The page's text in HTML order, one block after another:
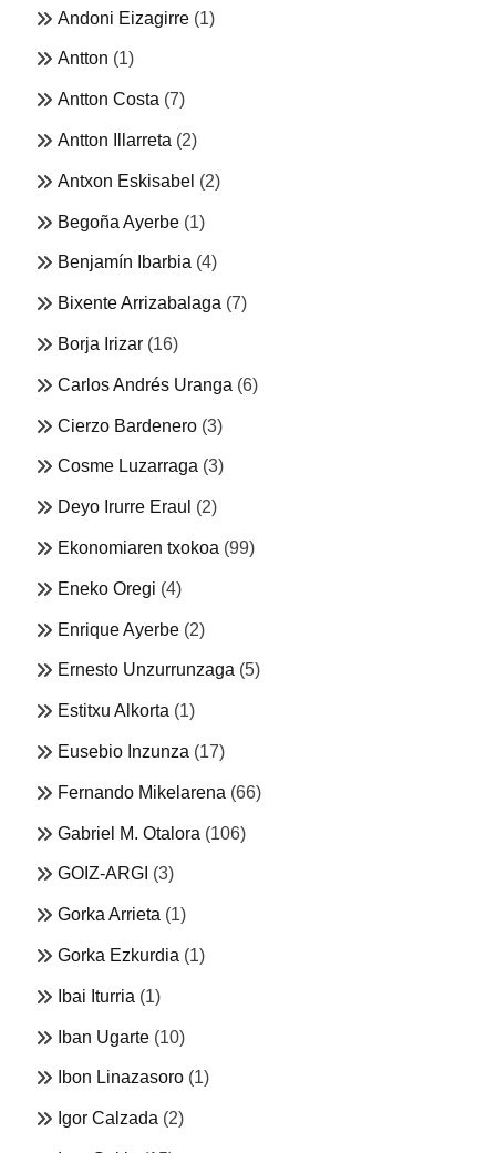
Andoni Eizagirre (1)
Antton (1)
Antton Costa (7)
Antton Illarreta (2)
Antxon Eskisabel (2)
Begoña Ayerbe (1)
Benjamín Ibarbia (4)
Bixente Arrizabalaga (7)
Borja Irizar (16)
Carlos Andrés Uranga (6)
Cierzo Bardenero (3)
Cosme Luzarraga (3)
Deyo Irurre Eraul (2)
Ekonomiaren txokoa (99)
Eneko Oregi (4)
Enrique Ayerbe (2)
Ernesto Unzurrunzaga (5)
Estitxu Alkorta (1)
Eusebio Inzunza (17)
Fernando Mikelarena (66)
Gabriel M. Otalora (106)
GOIZ-ARGI (3)
Gorka Arrieta (1)
Gorka Ezkurdia (1)
Ibai Iturria (1)
Iban Ugarte (10)
Ibon Linazasoro (1)
Igor Calzada (2)